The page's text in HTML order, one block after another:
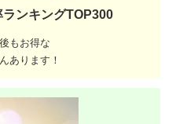
ンキングTOP300
もお得な
あります！